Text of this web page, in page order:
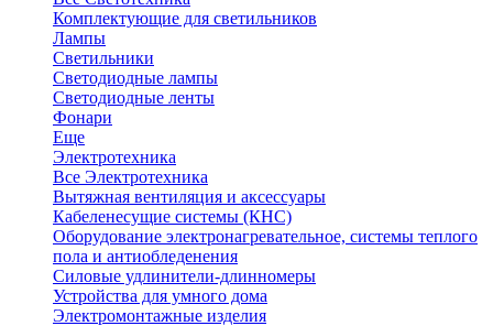
Комплектующие для светильников
Лампы
Светильники
Светодиодные лампы
Светодиодные ленты
Фонари
Еще
Электротехника
Все Электротехника
Вытяжная вентиляция и аксессуары
Кабеленесущие системы (КНС)
Оборудование электронагревательное, системы теплого
пола и антиобледенения
Силовые удлинители-длинномеры
Устройства для умного дома
Электромонтажные изделия